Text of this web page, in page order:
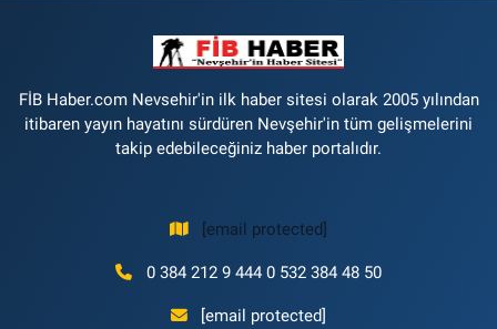
FİB Haber.com Nevsehir'in ilk haber sitesi olarak 2005 yılından
itibaren yayın hayatını sürdüren Nevşehir'in tüm gelişmelerini
takip edebileceğiniz haber portalıdır.
[email protected]
0 384 212 9 444 0 532 384 48 50
[email protected]